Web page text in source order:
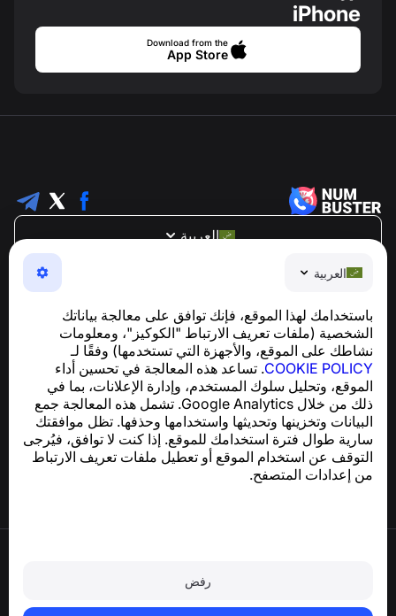
العربية
باستخدامك لهذا الموقع، فإنك توافق على معالجة بياناتك
الشخصية (ملفات تعريف الارتباط "الكوكيز"، ومعلومات
نشاطك على الموقع، والأجهزة التي تستخدمها) وفقًا لـ
COOKIE POLICY. تساعد هذه المعالجة في تحسين أداء
الموقع، وتحليل سلوك المستخدم، وإدارة الإعلانات، بما في
ذلك من خلال Google Analytics. تشمل هذه المعالجة جمع
البيانات وتخزينها وتحديثها واستخدامها وحذفها. تظل موافقتك
سارية طوال فترة استخدامك للموقع. إذا كنت لا توافق، فيُرجى
التوقف عن استخدام الموقع أو تعطيل ملفات تعريف الارتباط
من إعدادات المتصفح.
رفض
iPhone
Download from the
App Store
العربية
NumBuster © 2013—2026 ·
support@numbuster.com
تطبيق سهل الاستخدام يحميك من الاحتيال الهاتفي، الرسائل
للاستفسارات المتعلقة بالامتثال للائحة العامة لحماية البيانات
support@numbuster.com
مركز المساعدة
الأخبار والمقالات
حول المشروع
جهات الاتصال